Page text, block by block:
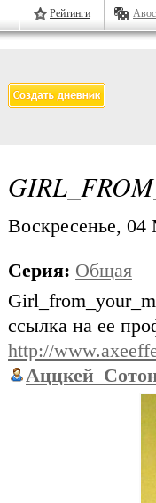
Рейтинги
Воскресенье, 04
Серия: Общая
ссылка на ее
http://